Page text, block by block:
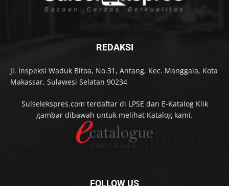
REDAKSI
Jl. Inspeksi Waduk Bitoa, No.31, Antang, Kec. Manggala, Kota
Makassar, Sulawesi Selatan 90234
Sulselekspres.com terdaftar di LPSE dan E-Katalog Klik
gambar dibawah untuk melihat Katalog kami.
FOLLOW US